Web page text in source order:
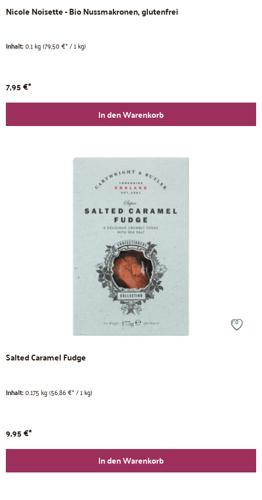
Nicole Noisette - Bio Nussmakronen, glutenfrei
Inhalt:0.1 kg(79,50 €* / 1 kg)
7,95 €*
In den Warenkorb
Salted Caramel Fudge
Inhalt:0.175 kg(56,86 €* / 1 kg)
9,95 €*
In den Warenkorb